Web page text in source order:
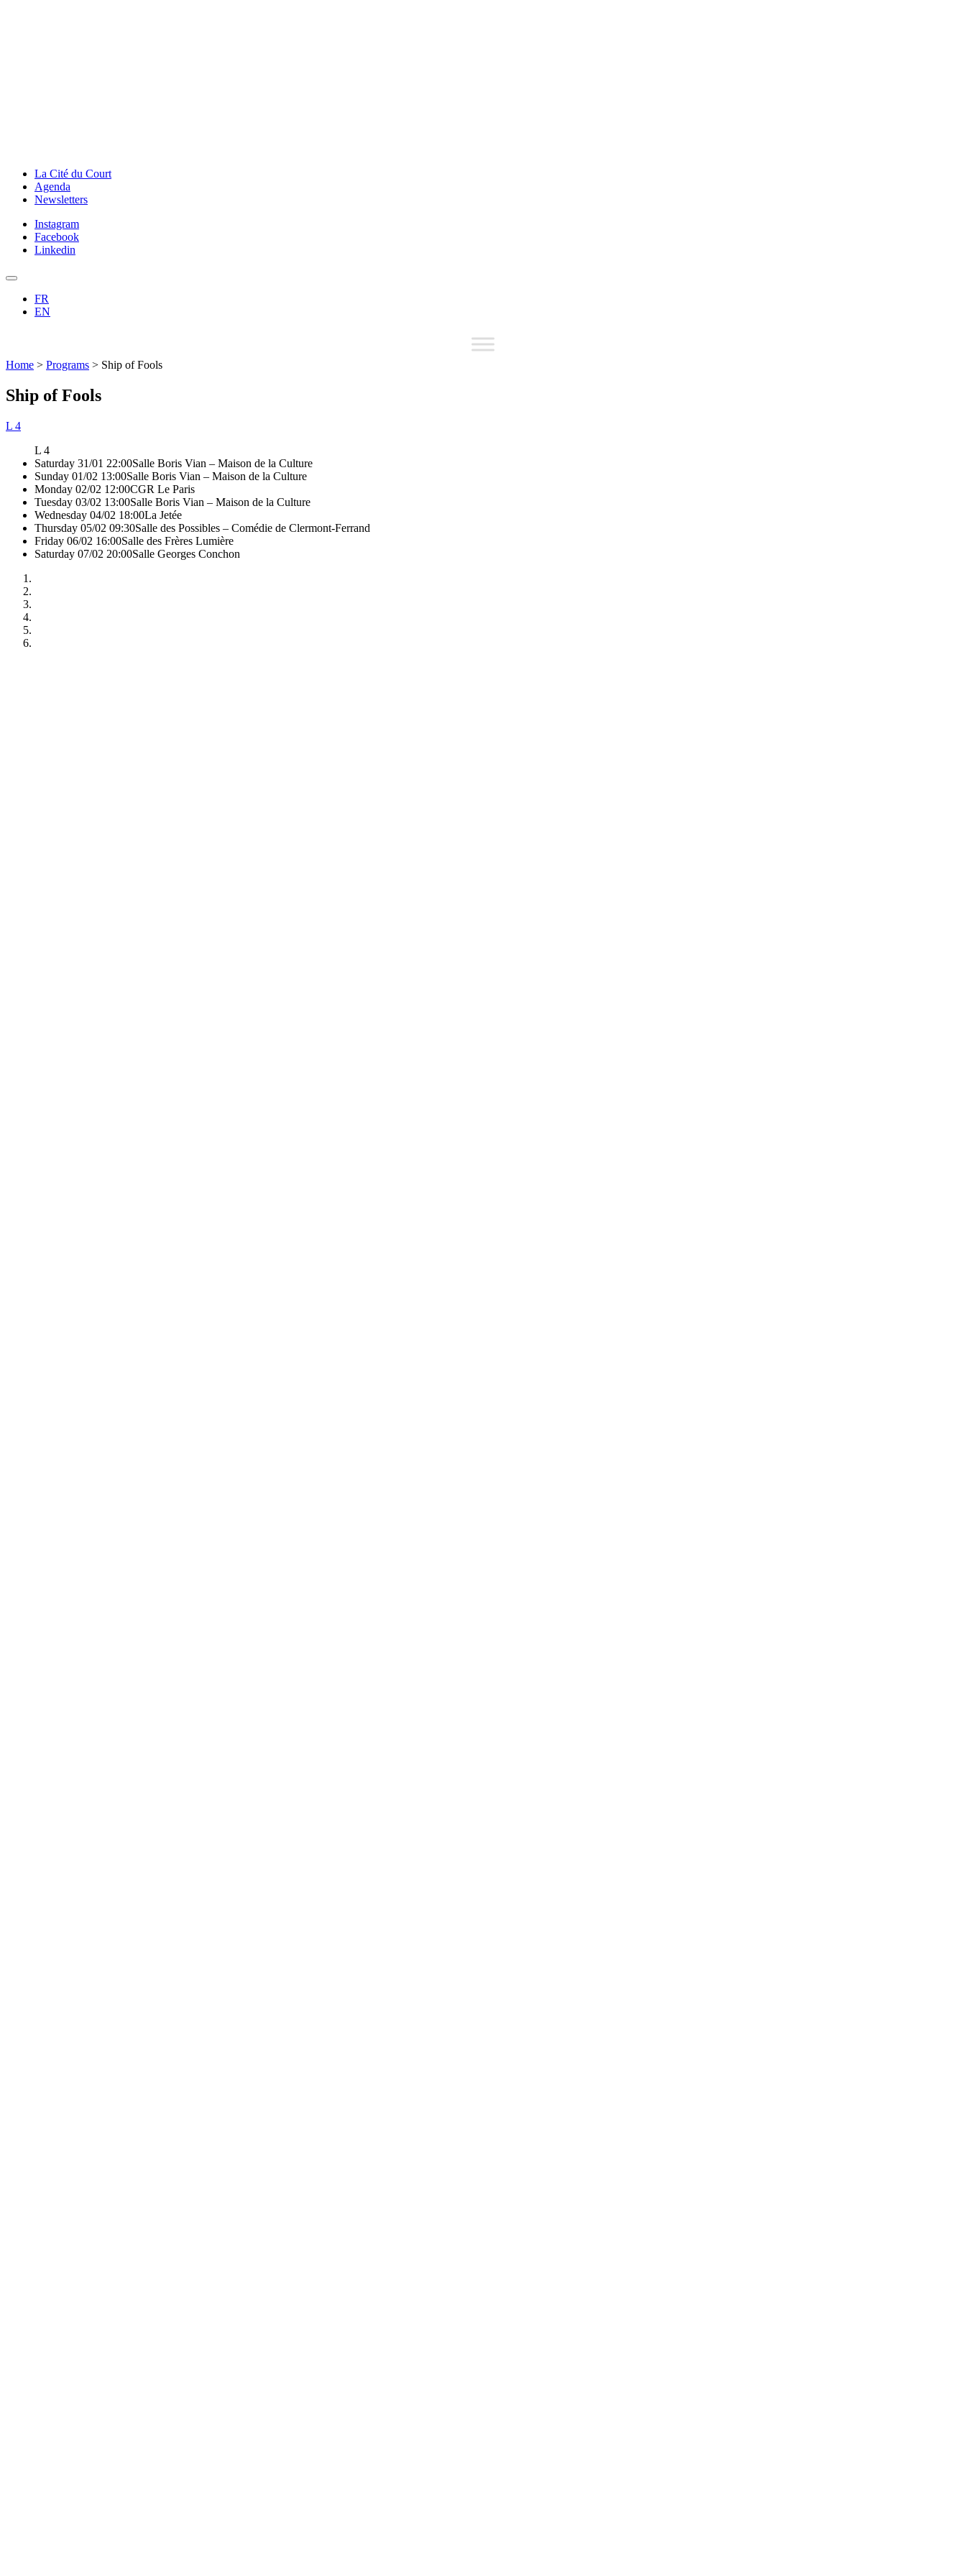
La Cité du Court
Agenda
Newsletters
Instagram
Facebook
Linkedin
FR
EN
Home > Programs > Ship of Fools
Ship of Fools
L 4
L 4
Saturday 31/01 22:00Salle Boris Vian – Maison de la Culture
Sunday 01/02 13:00Salle Boris Vian – Maison de la Culture
Monday 02/02 12:00CGR Le Paris
Tuesday 03/02 13:00Salle Boris Vian – Maison de la Culture
Wednesday 04/02 18:00La Jetée
Thursday 05/02 09:30Salle des Possibles – Comédie de Clermont-Ferrand
Friday 06/02 16:00Salle des Frères Lumière
Saturday 07/02 20:00Salle Georges Conchon